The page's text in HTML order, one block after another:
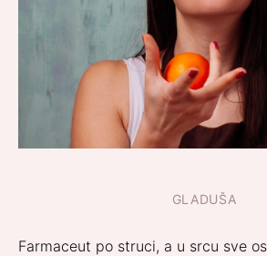
GLADUŠA
Farmaceut po struci, a u srcu sve